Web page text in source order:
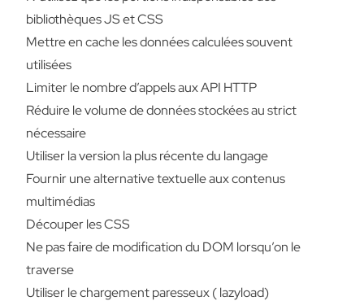
bibliothèques JS et CSS
Mettre en cache les données calculées souvent
utilisées
Limiter le nombre d’appels aux API HTTP
Réduire le volume de données stockées au strict
nécessaire
Utiliser la version la plus récente du langage
Fournir une alternative textuelle aux contenus
multimédias
Découper les CSS
Ne pas faire de modification du DOM lorsqu’on le
traverse
Utiliser le chargement paresseux ( lazyload)